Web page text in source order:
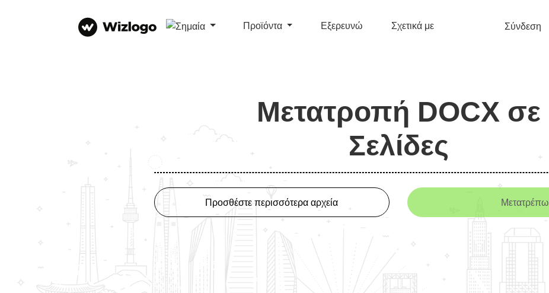
Προϊόντα Εξερευνώ Σχετικά με Σύνδεση
Μετατροπή DOCX σε
Σελίδες
Προσθέστε περισσότερα αρχεία Μετατρέπω